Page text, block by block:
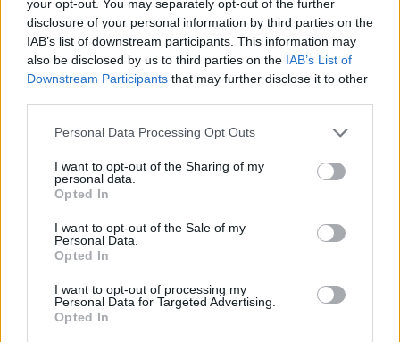
your opt-out. You may separately opt-out of the further
disclosure of your personal information by third parties on the
IAB’s list of downstream participants. This information may
also be disclosed by us to third parties on the IAB’s List of
Downstream Participants that may further disclose it to other
Personal Data Processing Opt Outs
I want to opt-out of the Sharing of my
personal data.
Opted In
I want to opt-out of the Sale of my
Personal Data.
Opted In
I want to opt-out of processing my
Personal Data for Targeted Advertising.
Opted In
alourdir l’ensemble.